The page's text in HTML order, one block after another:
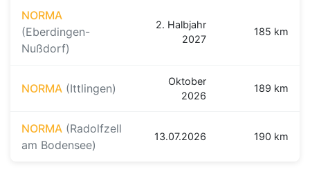
NORMA
(Eberdingen-
Nußdorf)
2. Halbjahr
2027
185 km
NORMA (Ittlingen)
Oktober
2026
189 km
NORMA (Radolfzell
am Bodensee)
13.07.2026 190 km